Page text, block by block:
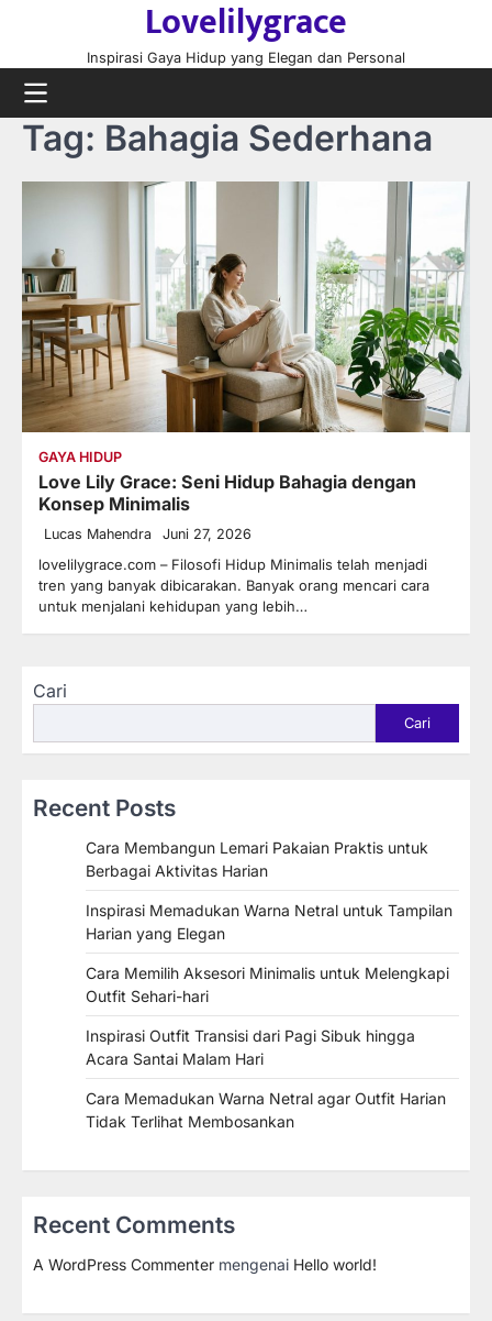
content
Lovelilygrace
Inspirasi Gaya Hidup yang Elegan dan Personal
Tag: Bahagia Sederhana
GAYA HIDUP
Love Lily Grace: Seni Hidup Bahagia dengan
Konsep Minimalis
Lucas Mahendra Juni 27, 2026
lovelilygrace.com – Filosofi Hidup Minimalis telah menjadi
tren yang banyak dibicarakan. Banyak orang mencari cara
untuk menjalani kehidupan yang lebih…
Cari
Cari
Recent Posts
Cara Membangun Lemari Pakaian Praktis untuk
Berbagai Aktivitas Harian
Inspirasi Memadukan Warna Netral untuk Tampilan
Harian yang Elegan
Cara Memilih Aksesori Minimalis untuk Melengkapi
Outfit Sehari-hari
Inspirasi Outfit Transisi dari Pagi Sibuk hingga
Acara Santai Malam Hari
Cara Memadukan Warna Netral agar Outfit Harian
Tidak Terlihat Membosankan
Recent Comments
A WordPress Commenter mengenai Hello world!